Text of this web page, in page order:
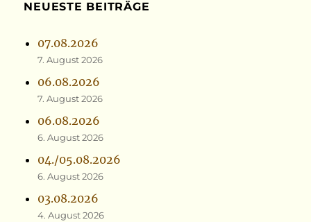
NEUESTE BEITRÄGE
07.08.2026
7. August 2026
06.08.2026
7. August 2026
06.08.2026
6. August 2026
04./05.08.2026
6. August 2026
03.08.2026
4. August 2026